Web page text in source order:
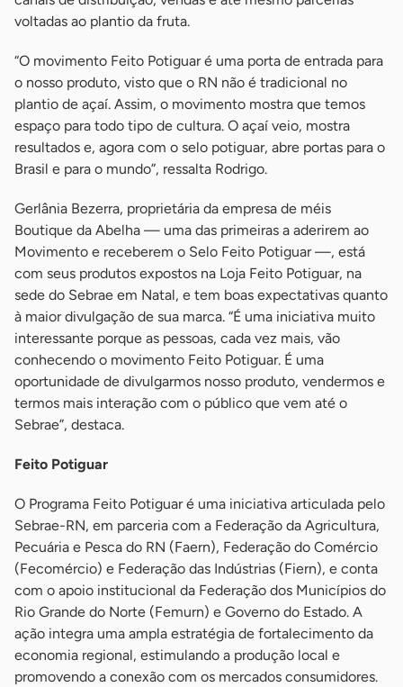
voltadas ao plantio da fruta.
“O movimento Feito Potiguar é uma porta de entrada para
o nosso produto, visto que o RN não é tradicional no
plantio de açaí. Assim, o movimento mostra que temos
espaço para todo tipo de cultura. O açaí veio, mostra
resultados e, agora com o selo potiguar, abre portas para o
Brasil e para o mundo”, ressalta Rodrigo.
Gerlânia Bezerra, proprietária da empresa de méis
Boutique da Abelha — uma das primeiras a aderirem ao
Movimento e receberem o Selo Feito Potiguar —, está
com seus produtos expostos na Loja Feito Potiguar, na
sede do Sebrae em Natal, e tem boas expectativas quanto
à maior divulgação de sua marca. “É uma iniciativa muito
interessante porque as pessoas, cada vez mais, vão
conhecendo o movimento Feito Potiguar. É uma
oportunidade de divulgarmos nosso produto, vendermos e
termos mais interação com o público que vem até o
Sebrae”, destaca.
Feito Potiguar
O Programa Feito Potiguar é uma iniciativa articulada pelo
Sebrae-RN, em parceria com a Federação da Agricultura,
Pecuária e Pesca do RN (Faern), Federação do Comércio
(Fecomércio) e Federação das Indústrias (Fiern), e conta
com o apoio institucional da Federação dos Municípios do
Rio Grande do Norte (Femurn) e Governo do Estado. A
ação integra uma ampla estratégia de fortalecimento da
economia regional, estimulando a produção local e
promovendo a conexão com os mercados consumidores.